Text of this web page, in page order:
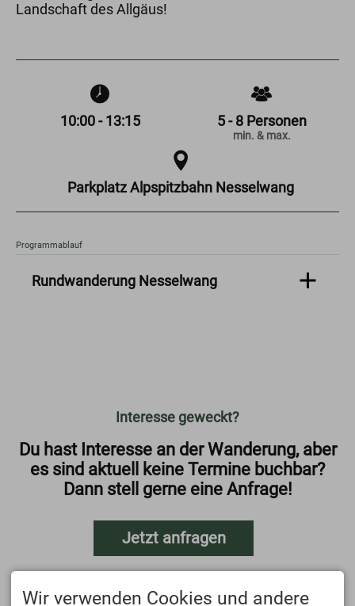
Landschaft des Allgäus!
10:00 - 13:15 5 - 8 Personen
min. & max.
Parkplatz Alpspitzbahn Nesselwang
Programmablauf
Rundwanderung Nesselwang
Tourendaten:
*710 hm
*Höchster Punkt: 1540
* Niedrigster Punkt: 910
Parkplatz Nesselwang
Wegbeschaffenheit:
Interesse geweckt?
Du hast Interesse an der Wanderung, aber
es sind aktuell keine Termine buchbar?
Dann stell gerne eine Anfrage!
Jetzt anfragen
Wir verwenden Cookies und andere